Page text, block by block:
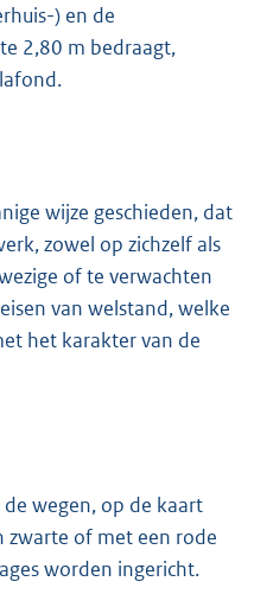
) en de
2,80 m bedraagt,
wijze geschieden, dat
zowel op zichzelf als
of te verwachten
van welstand, welke
het karakter van de
wegen, op de kaart
zwarte of met een rode
worden ingericht.